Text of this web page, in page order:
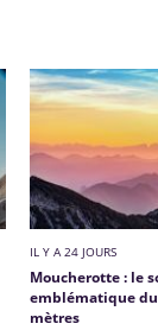
IL Y A 24 JOURS
Moucherotte : le
emblématique du
mètres